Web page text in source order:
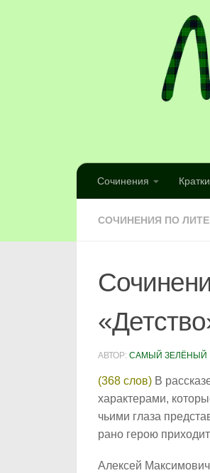
Сочинения
СОЧИНЕНИЯ ПО
АВТОР: САМЫЙ ЗЕЛЁНЫЙ
(368 слов) В
характерами,
чьими глаза
рано герою
Алексей